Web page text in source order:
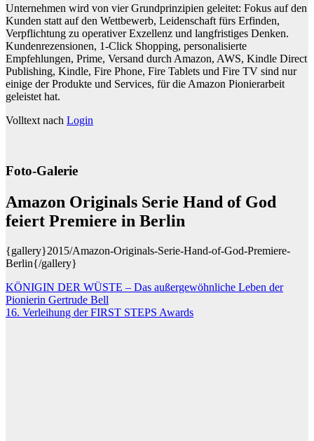
Unternehmen wird von vier Grundprinzipien geleitet: Fokus auf den
Kunden statt auf den Wettbewerb, Leidenschaft fürs Erfinden,
Verpflichtung zu operativer Exzellenz und langfristiges Denken.
Kundenrezensionen, 1-Click Shopping, personalisierte
Empfehlungen, Prime, Versand durch Amazon, AWS, Kindle Direct
Publishing, Kindle, Fire Phone, Fire Tablets und Fire TV sind nur
einige der Produkte und Services, für die Amazon Pionierarbeit
geleistet hat.
Volltext nach Login
Foto-Galerie
Amazon Originals Serie Hand of God
feiert Premiere in Berlin
{gallery}2015/Amazon-Originals-Serie-Hand-of-God-Premiere-
Berlin{/gallery}
Beitragsnavigation
KÖNIGIN DER WÜSTE – Das außergewöhnliche Leben der
Pionierin Gertrude Bell
16. Verleihung der FIRST STEPS Awards